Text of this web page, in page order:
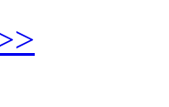
اطلاعات